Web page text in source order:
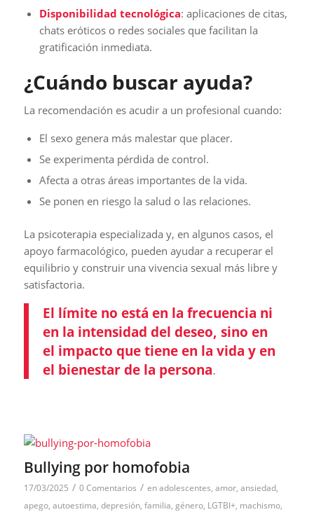
Disponibilidad tecnológica: aplicaciones de citas,
chats eróticos o redes sociales que facilitan la
gratificación inmediata.
¿Cuándo buscar ayuda?
La recomendación es acudir a un profesional cuando:
El sexo genera más malestar que placer.
Se experimenta pérdida de control.
Afecta a otras áreas importantes de la vida.
Se ponen en riesgo la salud o las relaciones.
La psicoterapia especializada y, en algunos casos, el
apoyo farmacológico, pueden ayudar a recuperar el
equilibrio y construir una vivencia sexual más libre y
satisfactoria.
El límite no está en la frecuencia ni
en la intensidad del deseo, sino en
el impacto que tiene en la vida y en
el bienestar de la persona.
Bullying por homofobia
17/03/2025 / 0 Comentarios / enadolescentes, amor, ansiedad,
apego, autoestima, depresión, familia, género, LGTBI+, machismo,